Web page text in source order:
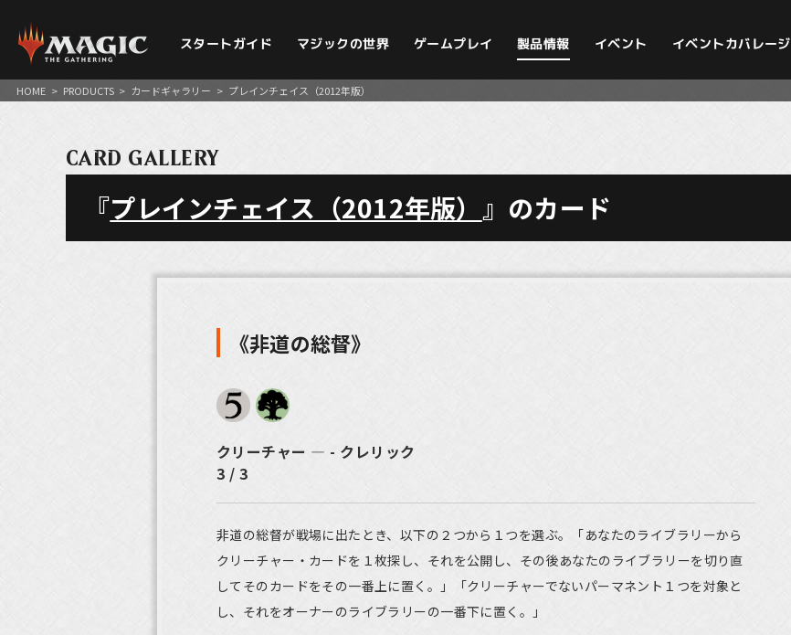
スタートガイド マジックの世界 ゲームプレイ 製品情報 イベント イベントカバレージ
HOME > PRODUCTS > カードギャラリー > プレインチェイス（2012年版）
CARD GALLERY
『プレインチェイス（2012年版） 』のカード
《非道の総督》
クリーチャー ― - クレリック
3 / 3
非道の総督が戦場に出たとき、以下の２つから１つを選ぶ。「あなたのライブラリーから
クリーチャー・カードを１枚探し、それを公開し、その後あなたのライブラリーを切り直
してそのカードをその一番上に置く。」「クリーチャーでないパーマネント１つを対象と
し、それをオーナーのライブラリーの一番下に置く。」